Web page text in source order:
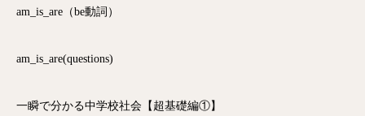
am_is_are（be動詞）
am_is_are(questions)
一瞬で分かる中学校社会【超基礎編①】